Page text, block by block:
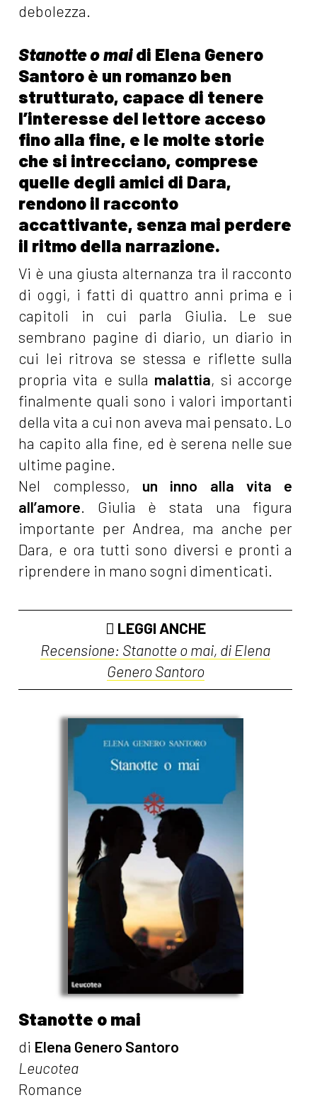
debolezza.
Stanotte o maidi Elena Genero
Santoro è un romanzo ben
strutturato, capace di tenere
l’interesse del lettore acceso
fino alla fine, e le molte storie
che si intrecciano, comprese
quelle degli amici di Dara,
rendono il racconto
accattivante, senza mai perdere
il ritmo della narrazione.
Vi è una giusta alternanza tra il racconto
di oggi, i fatti di quattro anni prima e i
capitoli in cui parla Giulia. Le sue
sembrano pagine di diario, un diario in
cui lei ritrova se stessa e riflette sulla
propria vita e sulla malattia, si accorge
finalmente quali sono i valori importanti
della vita a cui non aveva mai pensato. Lo
ha capito alla fine, ed è serena nelle sue
ultime pagine.
Nel complesso, un inno alla vita e
all’amore. Giulia è stata una figura
importante per Andrea, ma anche per
Dara, e ora tutti sono diversi e pronti a
riprendere in mano sogni dimenticati.
LEGGI ANCHE
Recensione: Stanotte o mai, di Elena
Genero Santoro
Stanotte o mai
di Elena Genero Santoro
Leucotea
Romance